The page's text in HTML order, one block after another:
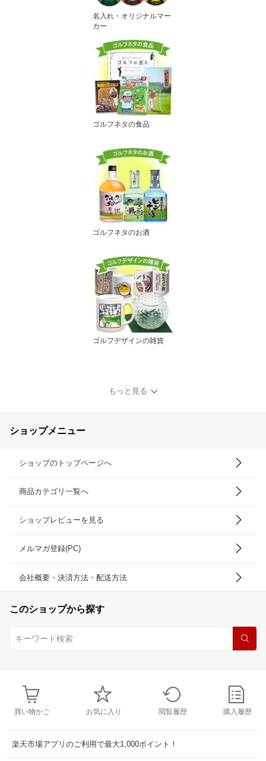
名入れ・オリジナルマー
カー
ゴルフネタの食品
ゴルフネタのお酒
ゴルフデザインの雑貨
もっと見る
ショップメニュー
ショップのトップページへ
商品カテゴリ一覧へ
ショップレビューを見る
メルマガ登録(PC)
会社概要・決済方法・配送方法
このショップから探す
買い物かご お気に入り 閲覧履歴 購入履歴
楽天市場アプリのご利用で最大1,000ポイント！